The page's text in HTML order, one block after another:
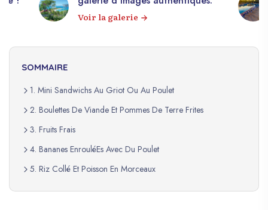
Voir la galerie
SOMMAIRE
1. Mini Sandwichs Au Griot Ou Au Poulet
2. Boulettes De Viande Et Pommes De Terre Frites
3. Fruits Frais
4. Bananes EnrouléEs Avec Du Poulet
5. Riz Collé Et Poisson En Morceaux